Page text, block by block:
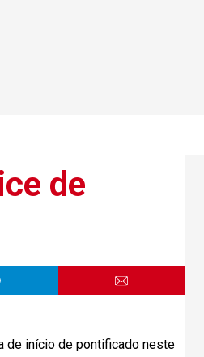
de
de início de pontificado neste